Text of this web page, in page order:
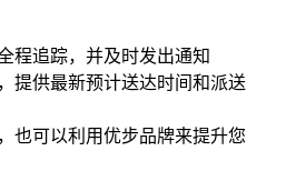
程追踪，并及时发出通知
提供最新预计送达时间和派送
也可以利用优步品牌来提升您